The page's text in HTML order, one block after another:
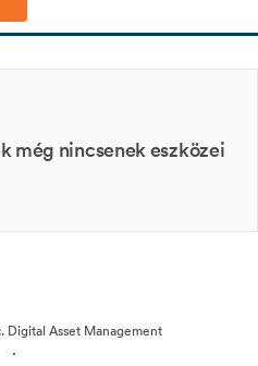
még nincsenek eszközei
Digital Asset Management
·